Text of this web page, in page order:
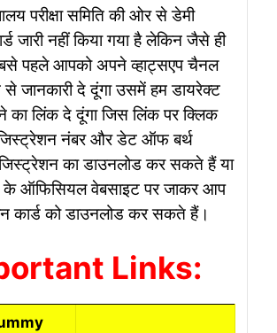
परीक्षा समिति की ओर से डेमी
जारी नहीं किया गया है लेकिन जैसे ही
पहले आपको अपने व्हाट्सएप चैनल
जानकारी दे दूंगा उसमें हम डायरेक्ट
का लिंक दे दूंगा जिस लिंक पर क्लिक
नंबर और डेट ऑफ बर्थ
का डाउनलोड कर सकते हैं या
के ऑफिसियल वेबसाइट पर जाकर आप
कार्ड को डाउनलोड कर सकते हैं।
Links: